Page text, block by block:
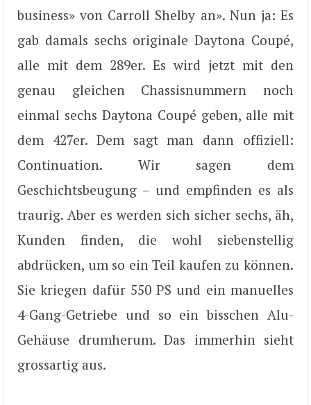
business» von Carroll Shelby an». Nun ja: Es
gab damals sechs originale Daytona Coupé,
alle mit dem 289er. Es wird jetzt mit den
genau gleichen Chassisnummern noch
einmal sechs Daytona Coupé geben, alle mit
dem 427er. Dem sagt man dann offiziell:
Continuation. Wir sagen dem
Geschichtsbeugung – und empfinden es als
traurig. Aber es werden sich sicher sechs, äh,
Kunden finden, die wohl siebenstellig
abdrücken, um so ein Teil kaufen zu können.
Sie kriegen dafür 550 PS und ein manuelles
4-Gang-Getriebe und so ein bisschen Alu-
Gehäuse drumherum. Das immerhin sieht
grossartig aus.